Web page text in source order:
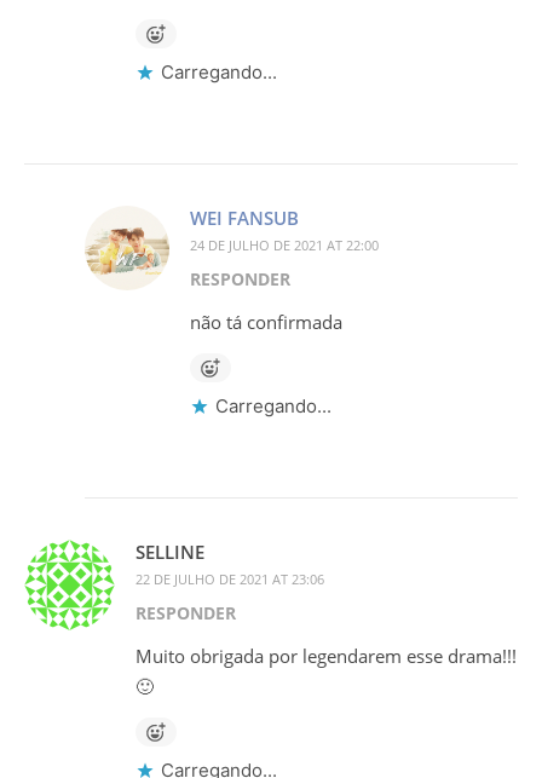
Carregando...
WEI FANSUB
24 DE JULHO DE 2021 AT 22:00
RESPONDER
não tá confirmada
Carregando...
SELLINE
22 DE JULHO DE 2021 AT 23:06
RESPONDER
Muito obrigada por legendarem esse drama!!!
🙂
Carregando...